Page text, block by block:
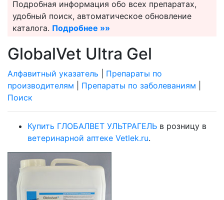
Подробная информация обо всех препаратах,
удобный поиск, автоматическое обновление
каталога. Подробнее »»
GlobalVet Ultra Gel
Алфавитный указатель
Препараты по
производителям
Препараты по заболеваниям
Поиск
Купить ГЛОБАЛВЕТ УЛЬТРАГЕЛЬ в розницу в
ветеринарной аптеке Vetlek.ru.